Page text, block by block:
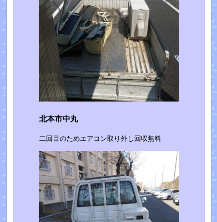
北本市中丸
二回目のためエアコン取り外し回収無料